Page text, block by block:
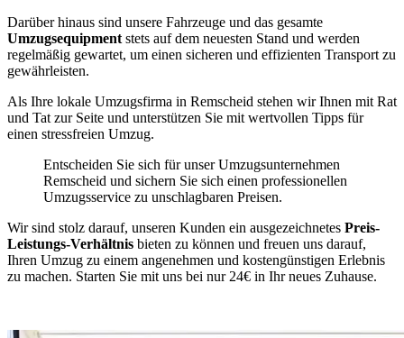
Darüber hinaus sind unsere Fahrzeuge und das gesamte
Umzugsequipment stets auf dem neuesten Stand und werden
regelmäßig gewartet, um einen sicheren und effizienten Transport zu
gewährleisten.
Als Ihre lokale Umzugsfirma in Remscheid stehen wir Ihnen mit Rat
und Tat zur Seite und unterstützen Sie mit wertvollen Tipps für
einen stressfreien Umzug.
Entscheiden Sie sich für unser Umzugsunternehmen
Remscheid und sichern Sie sich einen professionellen
Umzugsservice zu unschlagbaren Preisen.
Wir sind stolz darauf, unseren Kunden ein ausgezeichnetes Preis-
Leistungs-Verhältnis bieten zu können und freuen uns darauf,
Ihren Umzug zu einem angenehmen und kostengünstigen Erlebnis
zu machen. Starten Sie mit uns bei nur 24€ in Ihr neues Zuhause.